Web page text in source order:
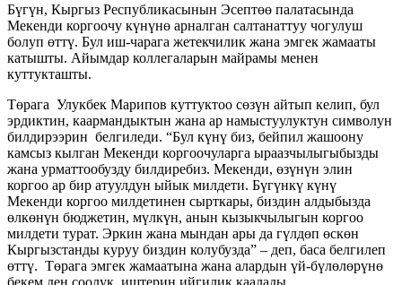
Бүгүн, Кыргыз Республикасынын Эсептөө палатасында
Мекенди коргоочу күнүнө арналган салтанаттуу чогулуш
болуп өттү. Бул иш-чарага жетекчилик жана эмгек жамааты
катышты. Айымдар коллегаларын майрамы менен
куттукташты.
Төрага Улукбек Марипов куттуктоо сөзүн айтып келип, бул
эрдиктин, каармандыктын жана ар намыстуулуктун символун
билдирээрин белгиледи. “Бул күнү биз, бейпил жашоону
камсыз кылган Мекенди коргоочуларга ыраазчылыгыбызды
жана урматтообузду билдиребиз. Мекенди, өзүнүн элин
коргоо ар бир атуулдун ыйык милдети. Бүгүнкү күнү
Мекенди коргоо милдетинен сырткары, биздин алдыбызда
өлкөнүн бюджетин, мүлкүн, анын кызыкчылыгын коргоо
милдети турат. Эркин жана мындан ары да гүлдөп өскөн
Кыргызстанды куруу биздин колубузда” – деп, баса белгилеп
өттү. Төрага эмгек жамаатына жана алардын үй-бүлөлөрүнө
бекем ден соолук, иштерин ийгилик каалады.